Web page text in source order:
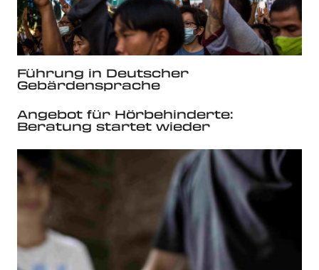
Führung in Deutscher
Gebärdensprache
Angebot für Hörbehinderte:
Beratung startet wieder